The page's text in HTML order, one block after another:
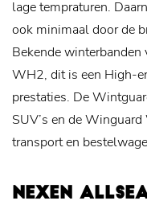
lage tempraturen.
ook minimaal door de
Bekende winterbanden
WH2, dit is een High-
prestaties. De
SUV’s en de
transport en
NEXEN